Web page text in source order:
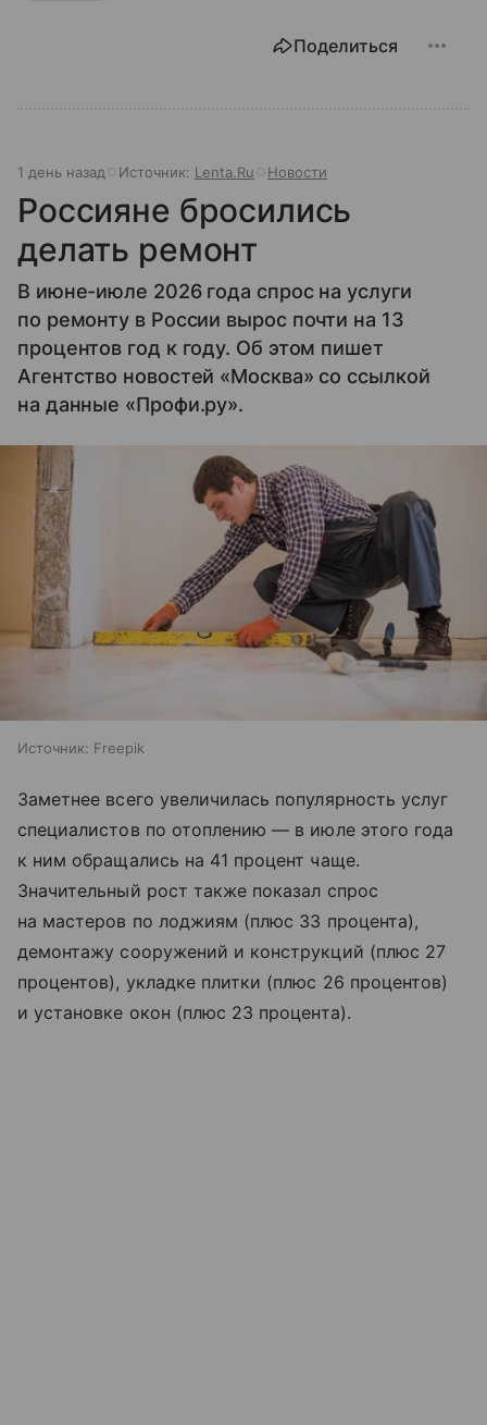
Поделиться
1 день назад Источник: Lenta.Ru Новости
Россияне бросились
делать ремонт
В июне-июле 2026 года спрос на услуги
по ремонту в России вырос почти на 13
процентов год к году. Об этом пишет
Агентство новостей «Москва» со ссылкой
на данные «Профи.ру».
Источник: Freepik
Заметнее всего увеличилась популярность услуг
специалистов по отоплению — в июле этого года
к ним обращались на 41 процент чаще.
Значительный рост также показал спрос
на мастеров по лоджиям (плюс 33 процента),
демонтажу сооружений и конструкций (плюс 27
процентов), укладке плитки (плюс 26 процентов)
и установке окон (плюс 23 процента).